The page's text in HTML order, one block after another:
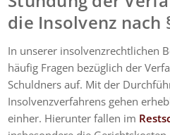
die Insolvenz nach
In unserer insolvenzrechtlichen
häufig Fragen bezüglich der
Schuldners auf. Mit der
Insolvenzverfahrens gehen
einher. Hierunter fallen im